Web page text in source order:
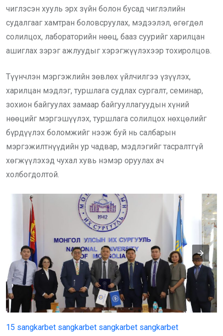
чиглэсэн хууль эрх зүйн болон бусад чиглэлийн
судалгааг хамтран боловсруулах, мэдээлэл, өгөгдөл
солилцох, лабораторийн нөөц, бааз суурийг харилцан
ашиглах зэрэг ажлуудыг хэрэгжүүлэхээр тохиролцов.
Түүнчлэн мэргэжлийн зөвлөх үйлчилгээ үзүүлэх,
харилцан мэдлэг, туршлага судлах сургалт, семинар,
зохион байгуулах замаар байгууллагуудын хүний
нөөцийг мэргэшүүлэх, туршлага солилцох нөхцөлийг
бүрдүүлэх боломжийг нээж буй нь салбарын
мэргэжилтнүүдийн ур чадвар, мэдлэгийг тасралтгүй
хөгжүүлэхэд чухал хувь нэмэр оруулах ач
холбогдолтой.
15 sangkarbet sangkarbet sangkarbet sangkarbet